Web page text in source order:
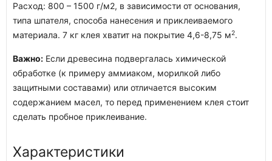
Расход: 800 – 1500 г/м2, в зависимости от основания,
типа шпателя, способа нанесения и приклеиваемого
материала. 7 кг клея хватит на покрытие 4,6-8,75 м2.
Важно: Если древесина подвергалась химической
обработке (к примеру аммиаком, морилкой либо
защитными составами) или отличается высоким
содержанием масел, то перед применением клея стоит
сделать пробное приклеивание.
Характеристики